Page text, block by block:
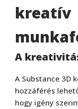
kreatív
A
A Substance 3D
hozzáférés
hogy igény